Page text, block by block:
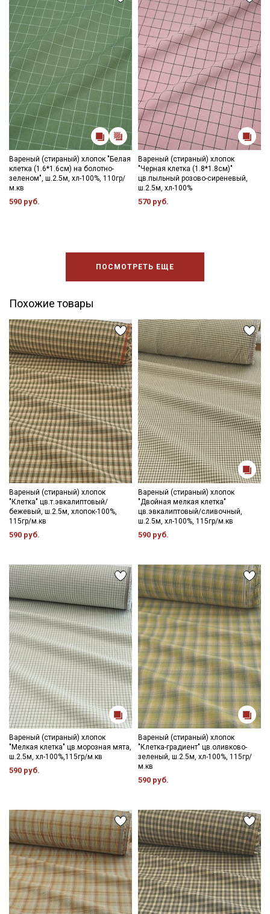
Вареный (стираный) хлопок "Белая
клетка (1.6*1.6см) на болотно-
зеленом", ш.2.5м, хл-100%, 110гр/
м.кв
590 руб.
Вареный (стираный) хлопок
"Черная клетка (1.8*1.8см)"
цв.пыльный розово-сиреневый,
ш.2.5м, хл-100%
570 руб.
ПОСМОТРЕТЬ ЕЩЕ
Похожие товары
Вареный (стираный) хлопок
"Клетка" цв.т.эвкалиптовый/
бежевый, ш.2.5м, хлопок-100%,
115гр/м.кв
590 руб.
Вареный (стираный) хлопок
"Двойная мелкая клетка"
цв.эвкалиптовый/сливочный,
ш.2.5м, хл-100%, 115гр/м.кв
590 руб.
Вареный (стираный) хлопок
"Мелкая клетка" цв.морозная мята,
ш.2.5м, хл-100%,115гр/м.кв
590 руб.
Вареный (стираный) хлопок
"Клетка-градиент" цв.оливково-
зеленый, ш.2.5м, хл-100%, 115гр/
м.кв
590 руб.
категории тканей
Электронная почта
Подписаться
Ознакомлен(а) сПолитикой обработки персональных
данных
и даюСогласие на обработку персональных
данных
Даю Согласие на получение рекламных и
информационных рассылок